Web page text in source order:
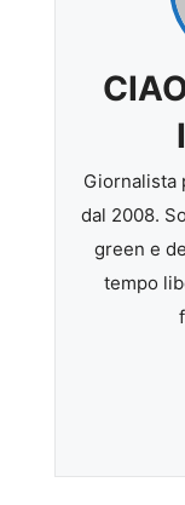
Giornalista
dal 2008.
green e
tempo